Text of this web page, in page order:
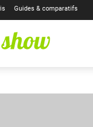
Guides & comparatifs